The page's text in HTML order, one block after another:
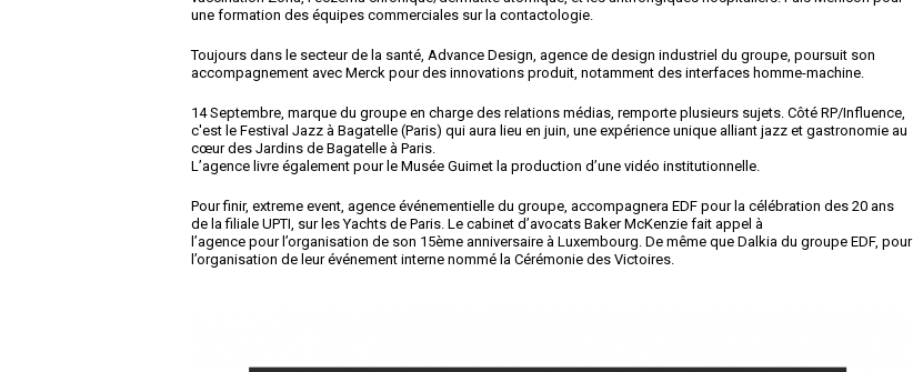
une formation des équipes commerciales sur la contactologie.
Toujours dans le secteur de la santé, Advance Design, agence de design industriel du groupe, poursuit son
accompagnement avec Merck pour des innovations produit, notamment des interfaces homme-machine.
14 Septembre, marque du groupe en charge des relations médias, remporte plusieurs sujets. Côté RP/Influence,
c'est le Festival Jazz à Bagatelle (Paris) qui aura lieu en juin, une expérience unique alliant jazz et gastronomie au
cœur des Jardins de Bagatelle à Paris.
L’agence livre également pour le Musée Guimet la production d’une vidéo institutionnelle.
Pour finir, extreme event, agence événementielle du groupe, accompagnera EDF pour la célébration des 20 ans
de la filiale UPTI, sur les Yachts de Paris. Le cabinet d’avocats Baker McKenzie fait appel à
l’agence pour l’organisation de son 15ème anniversaire à Luxembourg. De même que Dalkia du groupe EDF, pour
l’organisation de leur événement interne nommé la Cérémonie des Victoires.